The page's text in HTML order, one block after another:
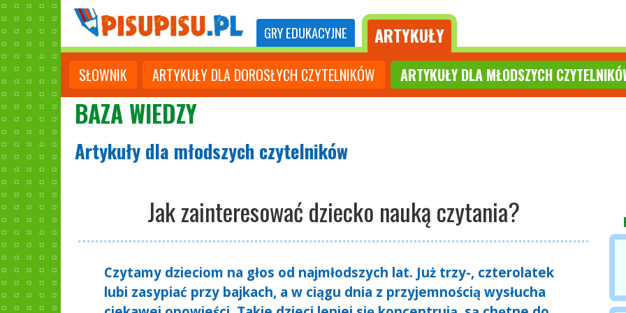
GRYEDUKACYJNE ARTYKUŁY
SŁOWNIK ARTYKUŁY DLA DOROSŁYCH CZYTELNIKÓW ARTYKUŁY DLA MŁODSZYCH
BAZA WIEDZY
Artykuły dla młodszych czytelników
Jak zainteresować dziecko nauką czytania?
Czytamy dzieciom na głos od najmłodszych lat. Już trzy-, czterolatek
lubi zasypiać przy bajkach, a w ciągu dnia z przyjemnością wysłucha